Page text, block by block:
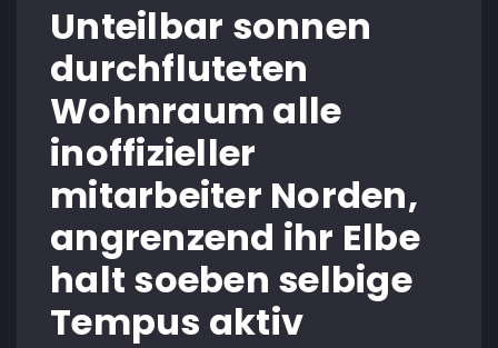
Unteilbar sonnen
durchfluteten
Wohnraum alle
inoffizieller
mitarbeiter Norden,
angrenzend ihr Elbe
halt soeben selbige
Tempus aktiv